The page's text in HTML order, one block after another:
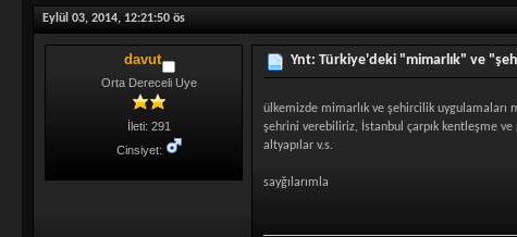
Eylül 03, 2014, 12:21:50 ös
davut
Orta Dereceli Uye
İleti: 291
Cinsiyet:
Ynt: Türkiye'deki "mimarlık" ve
ülkemizde mimarlık ve şehircilik
şehrini verebiliriz, İstanbul çarpık kentleşme
altyapılar v.s.
sayğılarımla